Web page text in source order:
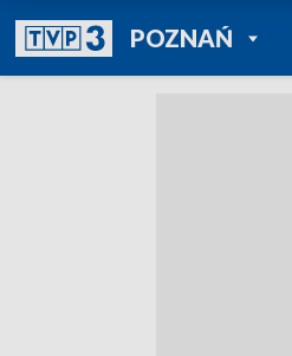
POZNAŃPOWRÓT DO
TVP REGIONY